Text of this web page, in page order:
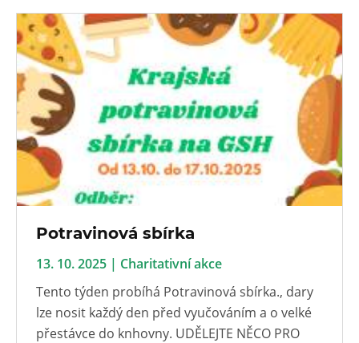
Potravinová sbírka
13. 10. 2025 | Charitativní akce
Tento týden probíhá Potravinová sbírka., dary
lze nosit každý den před vyučováním a o velké
přestávce do knhovny. UDĚLEJTE NĚCO PRO